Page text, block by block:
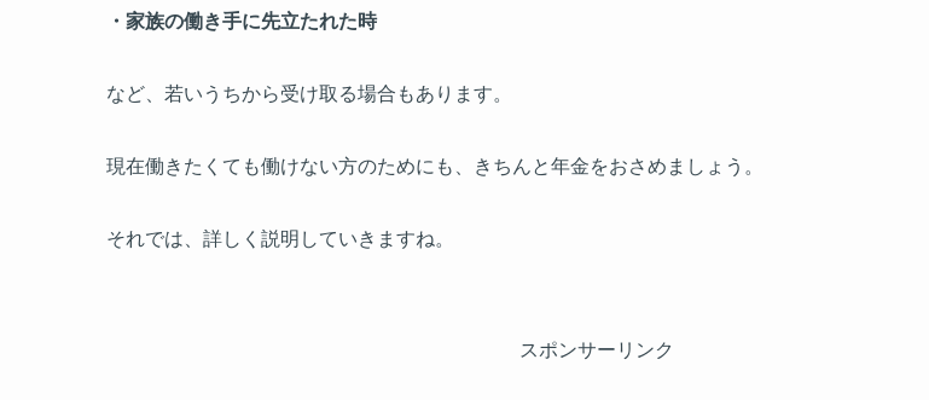
・家族の働き手に先立たれた時
など、若いうちから受け取る場合もあります。
現在働きたくても働けない方のためにも、きちんと年金をおさめましょう。
それでは、詳しく説明していきますね。
スポンサーリンク